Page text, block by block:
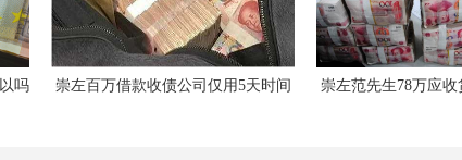
崇左百万借款收债公司仅用5天时间 崇左范先生78万应收货款历